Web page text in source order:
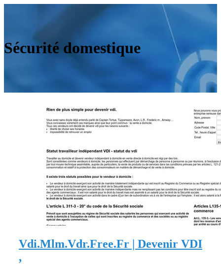
Sécurité domestique
Vdi.Mlm.Vdr.Free.Fr | Devenir VDI
,